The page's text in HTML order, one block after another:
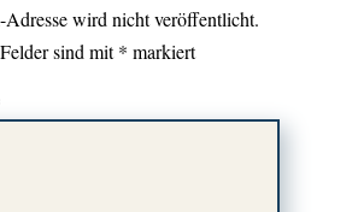
wird nicht veröffentlicht.
sind mit* markiert